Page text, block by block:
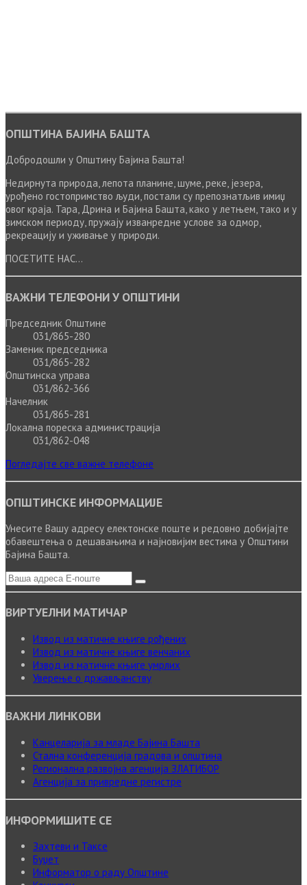
ОПШТИНА БАЈИНА БАШТА
Добродошли у Општину Бајина Башта!
Недирнута природа, лепота планине, шуме, реке, језера,
урођено гостопримство људи, постали су препознатљив имиџ
овог краја. Тара, Дрина и Бајина Башта, како у летњем, тако и у
зимском периоду, пружају изванредне услове за одмор,
рекреацију и уживање у природи.
ПОСЕТИТЕ НАС...
ВАЖНИ ТЕЛЕФОНИ У ОПШТИНИ
Председник Општине
031/865-280
Заменик председника
031/865-282
Општинска управа
031/862-366
Начелник
031/865-281
Локална пореска администрација
031/862-048
Погледајте све важне телефоне
ОПШТИНСКЕ ИНФОРМАЦИЈЕ
Унесите Вашу адресу електонске поште и редовно добијајте
обавештења о дешавањима и најновијим вестима у Општини
Бајина Башта.
ВИРТУЕЛНИ МАТИЧАР
Извод из матичне књиге рођених
Извод из матичне књиге венчаних
Извод из матичне књиге умрлих
Уверење о држављанству
ВАЖНИ ЛИНКОВИ
Канцеларија за младе Бајина Башта
Стална конференција градова и општина
Регионална развојна агенција ЗЛАТИБОР
Агенција за привредне регистре
ИНФОРМИШИТЕ СЕ
Захтеви и Таксе
Буџет
Информатор о раду Општине